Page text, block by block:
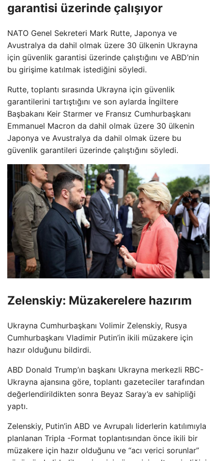
garantisi üzerinde çalışıyor
NATO Genel Sekreteri Mark Rutte, Japonya ve
Avustralya da dahil olmak üzere 30 ülkenin Ukrayna
için güvenlik garantisi üzerinde çalıştığını ve ABD’nin
bu girişime katılmak istediğini söyledi.
Rutte, toplantı sırasında Ukrayna için güvenlik
garantilerini tartıştığını ve son aylarda İngiltere
Başbakanı Keir Starmer ve Fransız Cumhurbaşkanı
Emmanuel Macron da dahil olmak üzere 30 ülkenin
Japonya ve Avustralya da dahil olmak üzere bu
güvenlik garantileri üzerinde çalıştığını söyledi.
Zelenskiy: Müzakerelere hazırım
Ukrayna Cumhurbaşkanı Volimir Zelenskiy, Rusya
Cumhurbaşkanı Vladimir Putin’in ikili müzakere için
hazır olduğunu bildirdi.
ABD Donald Trump’ın başkanı Ukrayna merkezli RBC-
Ukrayna ajansına göre, toplantı gazeteciler tarafından
değerlendirildikten sonra Beyaz Saray’a ev sahipliği
yaptı.
Zelenskiy, Putin’in ABD ve Avrupalı liderlerin katılımıyla
planlanan Tripla -Format toplantısından önce ikili bir
müzakere için hazır olduğunu ve “acı verici sorunlar”